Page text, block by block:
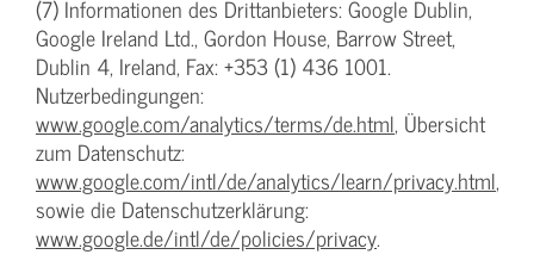
(7) Informationen des Drittanbieters: Google Dublin,
Google Ireland Ltd., Gordon House, Barrow Street,
Dublin 4, Ireland, Fax: +353 (1) 436 1001.
Nutzerbedingungen:
www.google.com/analytics/terms/de.html, Übersicht
zum Datenschutz:
www.google.com/intl/de/analytics/learn/privacy.html,
sowie die Datenschutzerklärung:
www.google.de/intl/de/policies/privacy.